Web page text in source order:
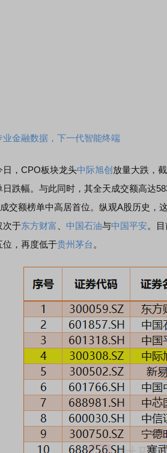
业金融数据，下一代智能终端
，CPO板块龙头中际旭创 放量大跌，
日跌幅。与此同时，其全天成交额高达
交额榜单中高居首位。纵观A股历史，
次于东方财富 中国石油与中国平安。目
位，再度低于贵州茅台。